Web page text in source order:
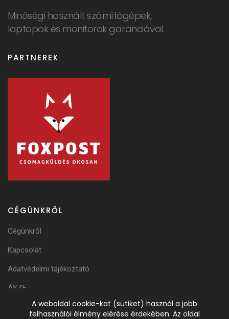
Minőségi használt számítógépek,
laptopok és monitorok garanciával.
CÉGÜNKRŐL
Cégünkről
Kapcsolat
Adatvédelmi tájékoztató
ÁSZF
Adattörlési Tájékoztató
PARTNEREK
A weboldal cookie-kat (sütiket) használ a jobb
felhasználói élmény elérése érdekében. Az oldal